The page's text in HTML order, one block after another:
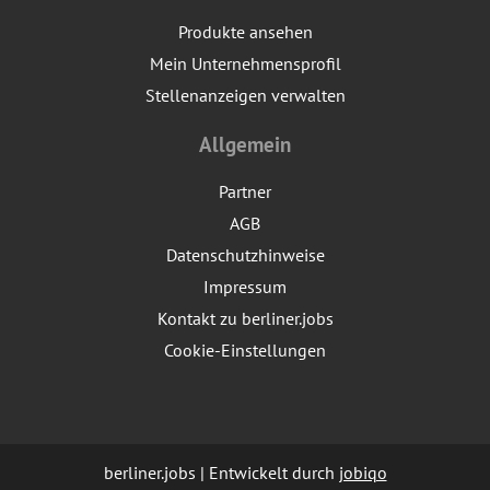
Produkte ansehen
Mein Unternehmensprofil
Stellenanzeigen verwalten
Allgemein
Partner
AGB
Datenschutzhinweise
Impressum
Kontakt zu berliner.jobs
Cookie-Einstellungen
berliner.jobs | Entwickelt durch jobiqo